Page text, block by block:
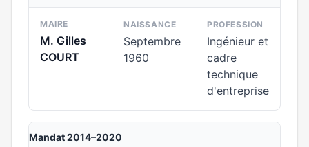
MAIRE
M. Gilles
COURT
NAISSANCE
Septembre
1960
PROFESSION
Ingénieur et
cadre
technique
d'entreprise
Mandat 2014–2020